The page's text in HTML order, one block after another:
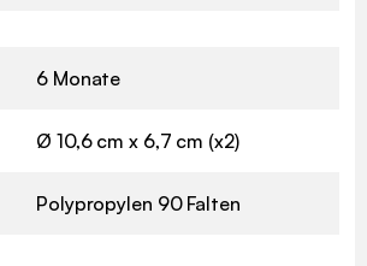
6 Monate
Ø 10,6 cm x 6,7 cm (x2)
Polypropylen 90 Falten